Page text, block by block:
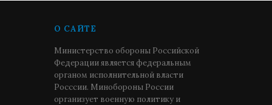
О САЙТЕ
Министерство обороны Российской
Федерации является федеральным
органом исполнительной власти
Росссии. Минобороны России
организует военную политику и